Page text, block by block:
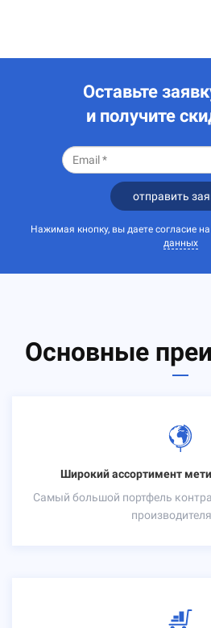
Оставьте
и получите
отправить
Нажимая кнопку, вы даете согласие на
данных
Основные
Широкий ассортимент
Самый большой портфель